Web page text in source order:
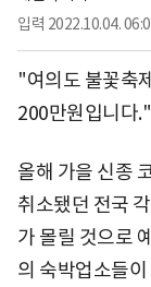
입력 2022.10.04.
"여의도 불꽃축
200만원입니다."
올해 가을 신종
취소됐던 전국
가 몰릴 것으로
의 숙박업소들